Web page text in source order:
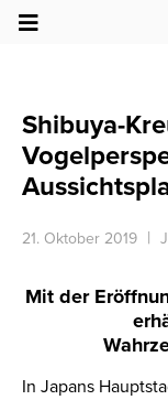
Shibuya-
21. Oktober 2019
Mit der
In Japans